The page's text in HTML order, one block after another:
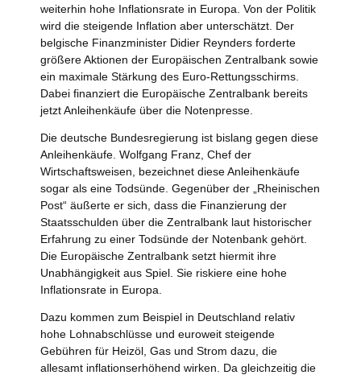
weiterhin hohe Inflationsrate in Europa. Von der Politik
wird die steigende Inflation aber unterschätzt. Der
belgische Finanzminister Didier Reynders forderte
größere Aktionen der Europäischen Zentralbank sowie
ein maximale Stärkung des Euro-Rettungsschirms.
Dabei finanziert die Europäische Zentralbank bereits
jetzt Anleihenkäufe über die Notenpresse.
Die deutsche Bundesregierung ist bislang gegen diese
Anleihenkäufe. Wolfgang Franz, Chef der
Wirtschaftsweisen, bezeichnet diese Anleihenkäufe
sogar als eine Todsünde. Gegenüber der „Rheinischen
Post“ äußerte er sich, dass die Finanzierung der
Staatsschulden über die Zentralbank laut historischer
Erfahrung zu einer Todsünde der Notenbank gehört.
Die Europäische Zentralbank setzt hiermit ihre
Unabhängigkeit aus Spiel. Sie riskiere eine hohe
Inflationsrate in Europa.
Dazu kommen zum Beispiel in Deutschland relativ
hohe Lohnabschlüsse und euroweit steigende
Gebühren für Heizöl, Gas und Strom dazu, die
allesamt inflationserhöhend wirken. Da gleichzeitig die